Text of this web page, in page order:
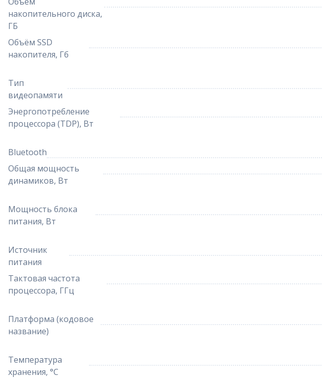
накопительного диска,
ГБ
Объём SSD
накопителя, Гб
Тип
видеопамяти
Энергопотребление
процессора (TDP), Вт
Bluetooth
Общая мощность
динамиков, Вт
Мощность блока
питания, Вт
Источник
питания
Тактовая частота
процессора, ГГц
Платформа (кодовое
название)
Температура
хранения, °C